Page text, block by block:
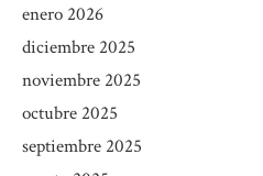
enero 2026
diciembre 2025
noviembre 2025
octubre 2025
septiembre 2025